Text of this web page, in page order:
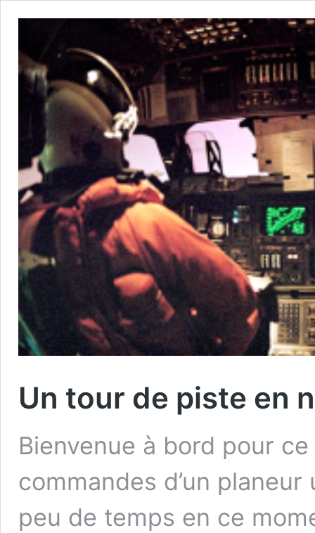
Un tour de piste en
Bienvenue à bord pour
commandes d’un
peu de temps en ce